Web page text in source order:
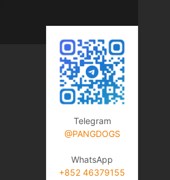
Telegram
@PANGDOGS
WhatsApp
+852 46379155